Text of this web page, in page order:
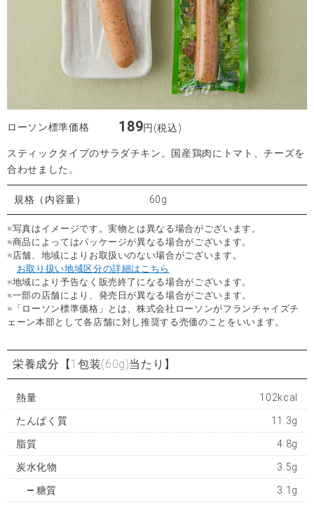
ローソン標準価格 189円(税込)
スティックタイプのサラダチキン。国産鶏肉にトマト、チーズを
合わせました。
規格（内容量） 60g
※写真はイメージです。実物とは異なる場合がございます。
※商品によってはパッケージが異なる場合がございます。
※店舗、地域によりお取扱いのない場合がございます。
お取り扱い地域区分の詳細はこちら
※地域により予告なく販売終了になる場合がございます。
※一部の店舗により、発売日が異なる場合がございます。
※「ローソン標準価格」とは、株式会社ローソンがフランチャイズチ
ェーン本部として各店舗に対し推奨する売価のことをいいます。
栄養成分 【1包装(60g)当たり】
熱量 102kcal
たんぱく質 11.3g
脂質 4.8g
炭水化物 3.5g
糖質 3.1g